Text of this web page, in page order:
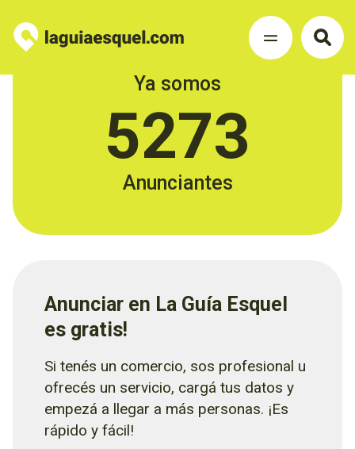
Ya somos
5273
Anunciantes
Anunciar en La Guía Esquel
es gratis!
Si tenés un comercio, sos profesional u
ofrecés un servicio, cargá tus datos y
empezá a llegar a más personas. ¡Es
rápido y fácil!